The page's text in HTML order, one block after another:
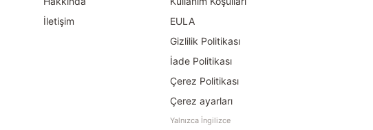
İletişim
EULA
Gizlilik Politikası
İade Politikası
Çerez Politikası
Çerez ayarları
Yalnızca İngilizce